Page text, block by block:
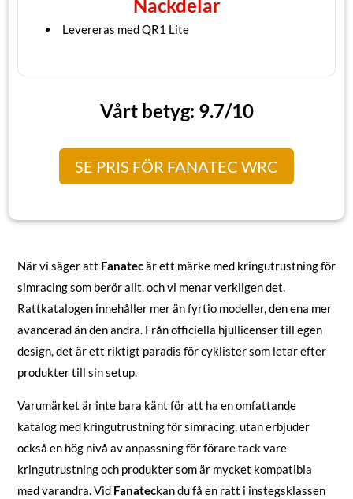
Nackdelar
Levereras med QR1 Lite
Vårt betyg: 9.7/10
SE PRIS FÖR FANATEC WRC
När vi säger att Fanatecär ett märke med kringutrustning för
simracing som berör allt, och vi menar verkligen det.
Rattkatalogen innehåller mer än fyrtio modeller, den ena mer
avancerad än den andra. Från officiella hjullicenser till egen
design, det är ett riktigt paradis för cyklister som letar efter
produkter till sin setup.
Varumärket är inte bara känt för att ha en omfattande
katalog med kringutrustning för simracing, utan erbjuder
också en hög nivå av anpassning för förare tack vare
kringutrustning och produkter som är mycket kompatibla
med varandra. Vid Fanateckan du få en ratt i instegsklassen